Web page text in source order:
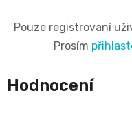
pleny
Koše
Pouze registrovaní
Prosím
Hodnocení